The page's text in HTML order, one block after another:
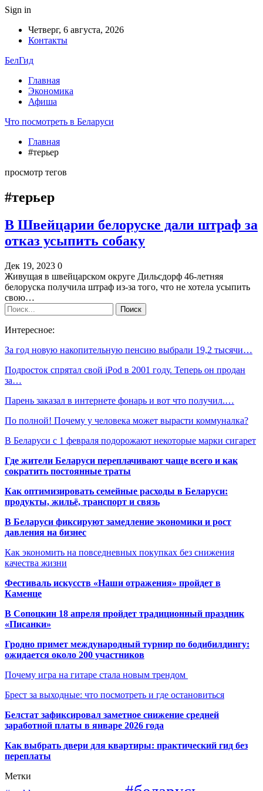
Sign in
Четверг, 6 августа, 2026
Контакты
БелГид
Главная
Экономика
Афиша
Что посмотреть в Беларуси
Главная
#терьер
просмотр тегов
#терьер
В Швейцарии белоруске дали штраф за
отказ усыпить собаку
Дек 19, 2023 0
Живущая в швейцарском округе Дильсдорф 46-летняя
белоруска получила штраф из-за того, что не хотела усыпить
свою…
Интересное:
За год новую накопительную пенсию выбрали 19,2 тысячи…
Подросток спрятал свой iPod в 2001 году. Теперь он продан
за…
Парень заказал в интернете фонарь и вот что получил.…
По полной! Почему у человека может вырасти коммуналка?
В Беларуси с 1 февраля подорожают некоторые марки сигарет
Где жители Беларуси переплачивают чаще всего и как
сократить постоянные траты
Как оптимизировать семейные расходы в Беларуси:
продукты, жильё, транспорт и связь
В Беларуси фиксируют замедление экономики и рост
давления на бизнес
Как экономить на повседневных покупках без снижения
качества жизни
Фестиваль искусств «Наши отражения» пройдет в
Каменце
В Сопоцкин 18 апреля пройдет традиционный праздник
«Писанки»
Гродно примет международный турнир по бодибилдингу:
ожидается около 200 участников
Почему игра на гитаре стала новым трендом
Брест за выходные: что посмотреть и где остановиться
Белстат зафиксировал заметное снижение средней
заработной платы в январе 2026 года
Как выбрать двери для квартиры: практический гид без
переплаты
Метки